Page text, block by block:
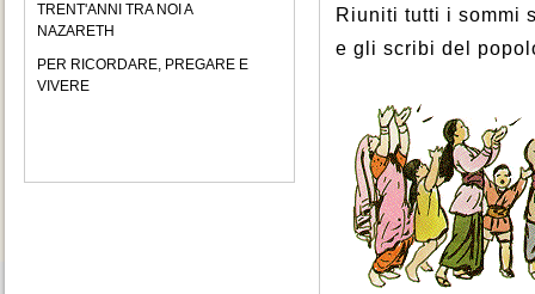
TRENT'ANNI TRA NOI A
NAZARETH
PER RICORDARE, PREGARE E
VIVERE
Riuniti tutti i sommi
e gli scribi del